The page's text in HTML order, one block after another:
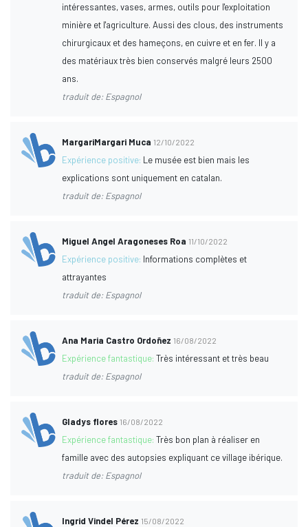
intéressantes, vases, armes, outils pour l'exploitation
minière et l'agriculture. Aussi des clous, des instruments
chirurgicaux et des hameçons, en cuivre et en fer. Il y a
des matériaux très bien conservés malgré leurs 2500
ans.
traduit de: Espagnol
MargariMargari Muca 12/10/2022
Expérience positive: Le musée est bien mais les
explications sont uniquement en catalan.
traduit de: Espagnol
Miguel Angel Aragoneses Roa 11/10/2022
Expérience positive: Informations complètes et
attrayantes
traduit de: Espagnol
Ana Maria Castro Ordoñez 16/08/2022
Expérience fantastique:Très intéressant et très beau
traduit de: Espagnol
Gladys flores 16/08/2022
Expérience fantastique:Très bon plan à réaliser en
famille avec des autopsies expliquant ce village ibérique.
traduit de: Espagnol
Ingrid Vindel Pérez 15/08/2022